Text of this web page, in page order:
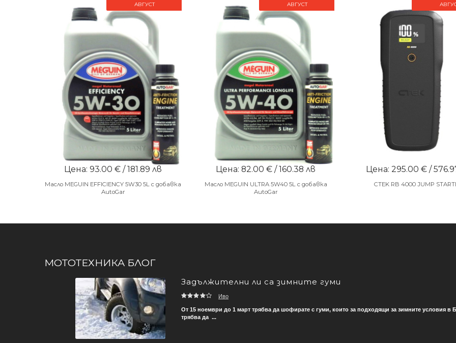
АВГУСТ
Цена: 93.00 € / 181.89 лв
Масло MEGUIN EFFICIENCY 5W30 5L с добавка
AutoGar
АВГУСТ
Цена: 82.00 € / 160.38 лв
Масло MEGUIN ULTRA 5W40 5L с добавка
AutoGar
Цена: 295.00 € /
CTEK RB 4000 JUMP
МОТОТЕХНИКА БЛОГ
Задължителни ли са зимните гуми
Иво
От 15 ноември до 1 март трябва да шофирате с гуми, които за подходящи за зимните условия в
трябва да ...